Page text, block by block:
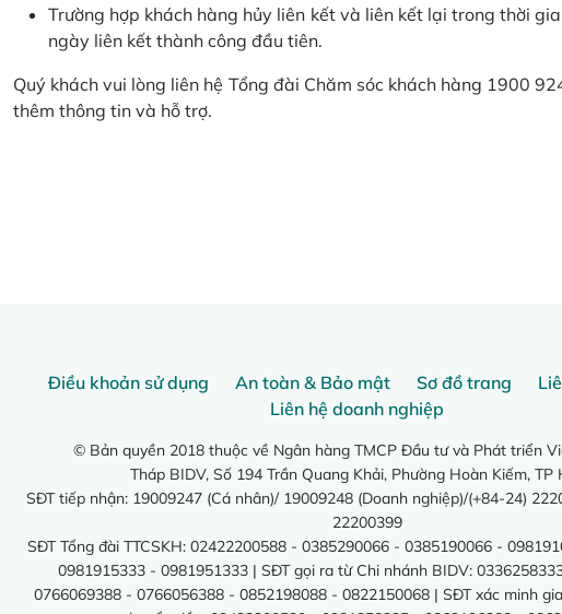
Trường hợp khách hàng hủy liên kết và liên kết lại trong thời
ngày liên kết thành công đầu tiên.
Quý khách vui lòng liên hệ Tổng đài Chăm sóc khách hàng 1900
thêm thông tin và hỗ trợ.
Điều khoản sử dụng An toàn & Bảo mật Sơ đồ trang
Liên hệ doanh nghiệp
© Bản quyền 2018 thuộc về Ngân hàng TMCP Đầu tư và Phát triển
Tháp BIDV, Số 194 Trần Quang Khải, Phường Hoàn Kiếm, TP
SĐT tiếp nhận: 19009247 (Cá nhân)/ 19009248 (Doanh nghiệp)/(+84-24)
22200399
SĐT Tổng đài TTCSKH: 02422200588 - 0385290066 - 0385190066 -
0981915333 - 0981951333 | SĐT gọi ra từ Chi nhánh BIDV:
0766069388 - 0766056388 - 0852198088 - 0822150068 | SĐT xác minh